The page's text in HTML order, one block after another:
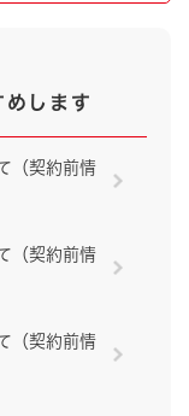
めします
（契約前情
（契約前情
（契約前情